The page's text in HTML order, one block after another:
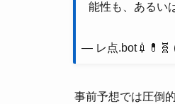
能性も、あるい
— レ点.bot💉💊🧬
事前予想では圧倒